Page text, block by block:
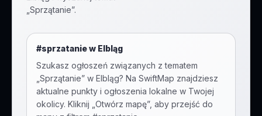
„Sprzątanie”.
#sprzataniew Elbląg
Szukasz ogłoszeń związanych z tematem
Sprzątanie” w Elbląg? Na SwiftMap znajdziesz
aktualne punkty i ogłoszenia lokalne w Twojej
okolicy. Kliknij „Otwórz mapę”, aby przejść do